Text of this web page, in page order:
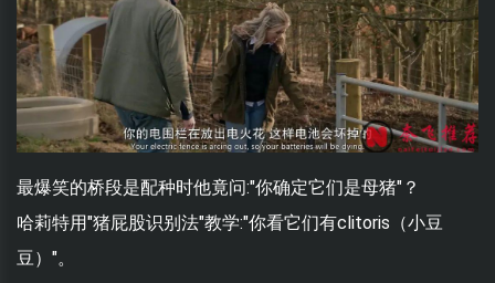
最爆笑的桥段是配种时他竟问:"你确定它们是母猪"？
哈莉特用"猪屁股识别法"教学:"你看它们有clitoris（小豆
豆）"。